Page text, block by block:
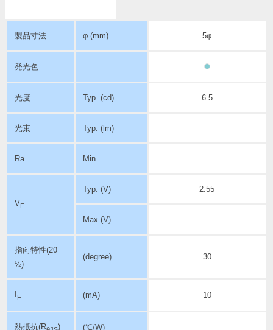
製品寸法 φ (mm) 5φ
発光色
光度 Typ. (cd) 6.5
光束 Typ. (lm)
Ra Min.
VF
Typ. (V) 2.55
Max.(V)
指向特性(2θ
½)
(degree) 30
F (mA) 10
熱抵抗(R ) (℃/W)